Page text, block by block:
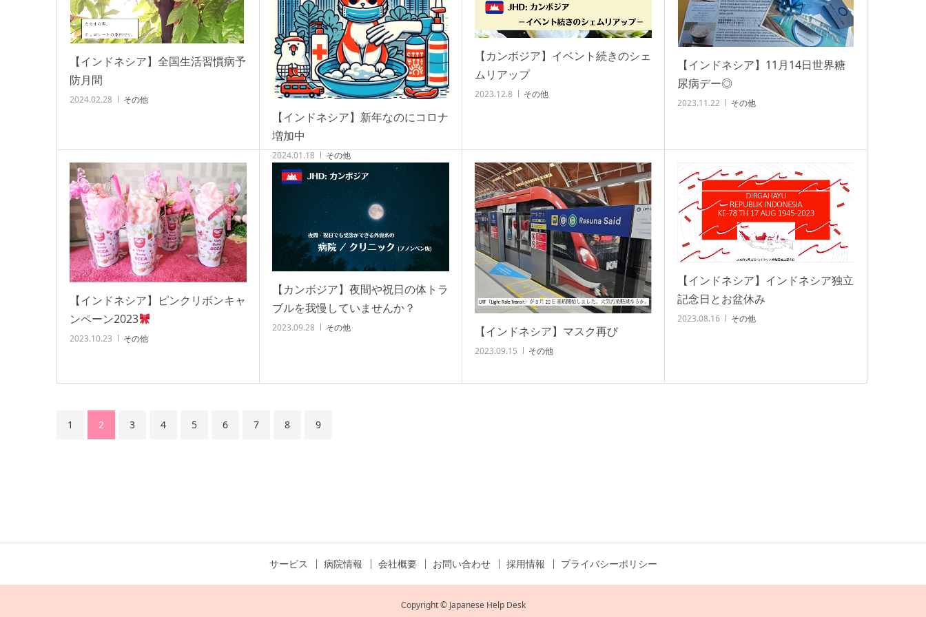
【インドネシア】全国生活習慣病予
防月間
2024.02.28 その他
【インドネシア】新年なのにコロナ
増加中
2024.01.18 その他
【カンボジア】イベント続きのシェ
ムリアップ
2023.12.8 その他
【インドネシア】11月14日世界糖
尿病デー◎
2023.11.22 その他
【インドネシア】ピンクリボンキャ
ンペーン2023
2023.10.23 その他
【カンボジア】夜間や祝日の体トラ
ブルを我慢していませんか？
2023.09.28 その他 【インドネシア】マスク再び
2023.09.15 その他
【インドネシア】インドネシア独立
記念日とお盆休み
2023.08.16 その他
1 2 3 4 5 6 7 8 9
サービス 病院情報 会社概要 お問い合わせ 採用情報 プライバシーポリシー
Copyright © Japanese Help Desk